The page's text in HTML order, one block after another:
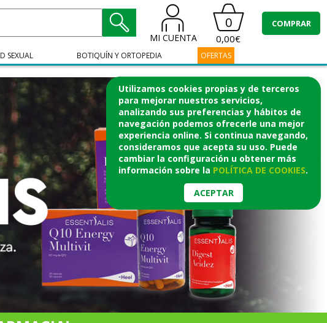
Utilizamos cookies propias y de terceros
para mejorar nuestros servicios,
analizando sus preferencias y hábitos de
navegación podemos ofrecerle una mejor
experiencia online. Si continua navegando,
consideramos que acepta su uso. Puede
cambiar la configuración u obtener más
información sobre la POLÍTICA DE COOKIES.
ACEPTAR
MI CUENTA
0
0,00€
COMPRAR
SEXUAL BOTIQUÍN Y ORTOPEDIA OFERTAS